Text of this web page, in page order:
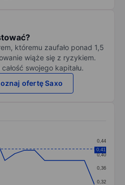
któremu zaufało ponad 1,5
wiąże się z ryzykiem.
swojego kapitału.
ofertę Saxo
points.
displaying categories.
displaying values. Data 0,32
0,36
0,40
0,44
0,41